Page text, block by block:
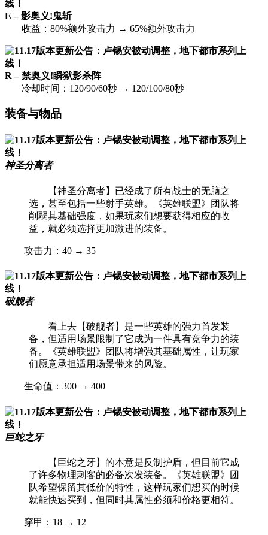
E – 影奥义!鬼斩
收益：80%额外攻击力 → 65%额外攻击力
R – 禁奥义!瞬狱影杀阵
冷却时间：120/90/60秒 → 120/100/80秒
装备与物品
神圣分离者
【神圣分离者】已经成了所有战士的无脑之
选，甚至包括一些射手英雄。《英雄联盟》团队将
削弱其基础强度，如果玩家们想要获得相应的收
益，就必须选择更加激进的装备。
攻击力：40 → 35
破舰者
看上去【破舰者】是一些英雄的强力首发装
备，但适用场景限制了它成为一件具有竞争力的装
备。《英雄联盟》团队将增强其基础属性，让玩家
们愿意承担适用场景带来的风险。
生命值：300 → 400
巨蛇之牙
【巨蛇之牙】的本意是反制护盾，但目前它成
了许多物理刺客的必备次发装备。《英雄联盟》团
队希望保留其低价的特性，这样玩家们想买的时候
就能快速买到，但同时其属性必须和价格更相符。
穿甲：18 → 12